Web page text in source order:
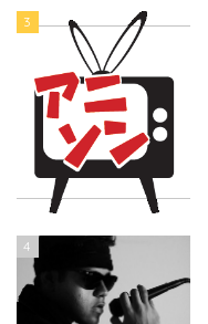
3
4